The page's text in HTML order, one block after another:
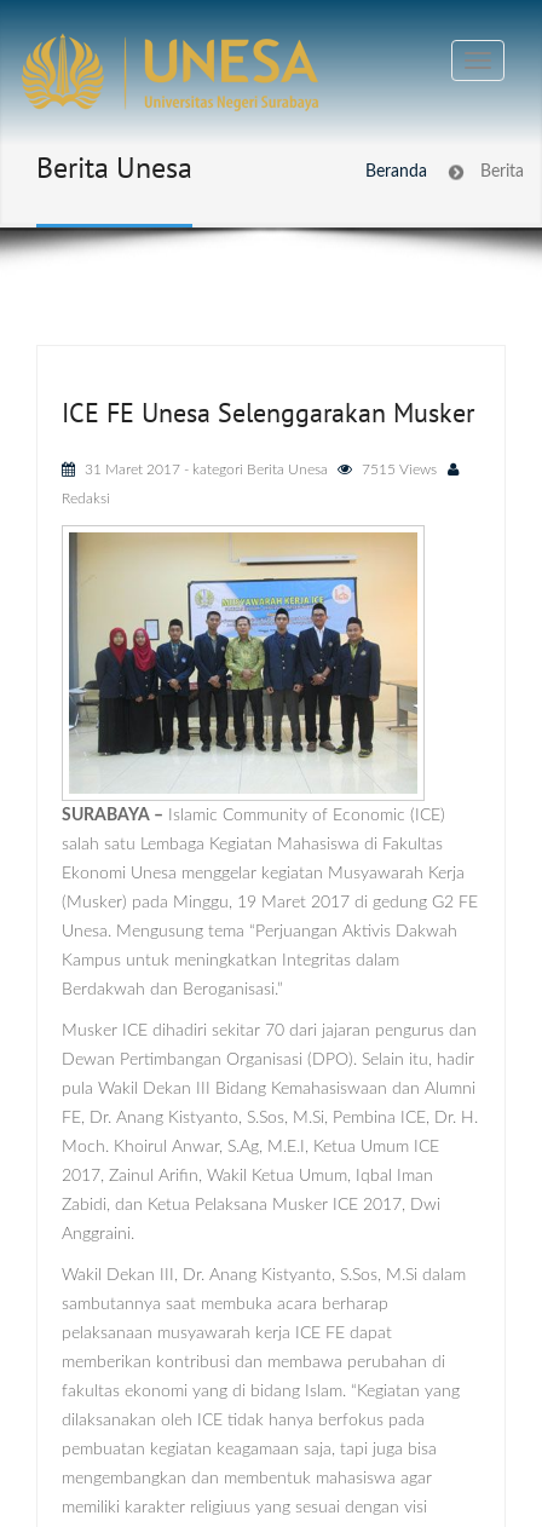
Berita Unesa Beranda Berita
ICE FE Unesa Selenggarakan Musker
31 Maret 2017 - kategori Berita Unesa
7515 Views
Redaksi
SURABAYA – Islamic Community of Economic (ICE)
salah satu Lembaga Kegiatan Mahasiswa di Fakultas
Ekonomi Unesa menggelar kegiatan Musyawarah Kerja
(Musker) pada Minggu, 19 Maret 2017 di gedung G2 FE
Unesa. Mengusung tema “Perjuangan Aktivis Dakwah
Kampus untuk meningkatkan Integritas dalam
Berdakwah dan Beroganisasi.”
Musker ICE dihadiri sekitar 70 dari jajaran pengurus dan
Dewan Pertimbangan Organisasi (DPO). Selain itu, hadir
pula Wakil Dekan III Bidang Kemahasiswaan dan Alumni
FE, Dr. Anang Kistyanto, S.Sos, M.Si, Pembina ICE, Dr. H.
Moch. Khoirul Anwar, S.Ag, M.E.I, Ketua Umum ICE
2017, Zainul Arifin, Wakil Ketua Umum, Iqbal Iman
Zabidi, dan Ketua Pelaksana Musker ICE 2017, Dwi
Anggraini.
Wakil Dekan III, Dr. Anang Kistyanto, S.Sos, M.Si dalam
sambutannya saat membuka acara berharap
pelaksanaan musyawarah kerja ICE FE dapat
memberikan kontribusi dan membawa perubahan di
fakultas ekonomi yang di bidang Islam. “Kegiatan yang
dilaksanakan oleh ICE tidak hanya berfokus pada
pembuatan kegiatan keagamaan saja, tapi juga bisa
mengembangkan dan membentuk mahasiswa agar
memiliki karakter religiuus yang sesuai dengan visi